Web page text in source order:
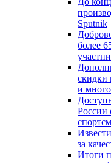
Sputnik
более
скидки
и
России
за
Итоги